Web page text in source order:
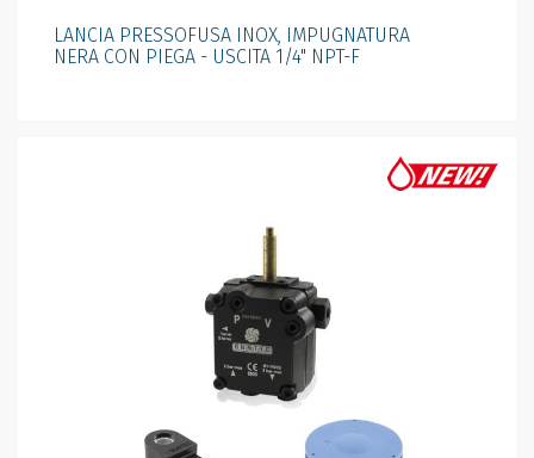
LANCIA PRESSOFUSA INOX, IMPUGNATURA
NERA CON PIEGA - USCITA 1/4" NPT-F